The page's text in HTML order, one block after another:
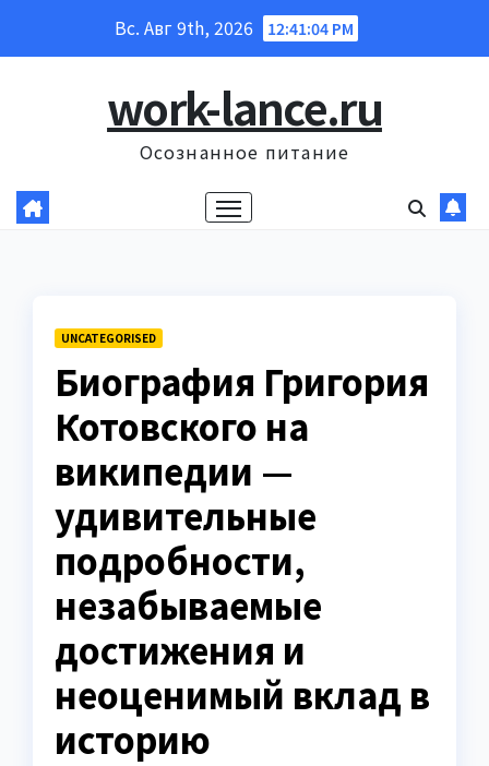
Вс. Авг 9th, 2026 12:41:05 PM
work-lance.ru
Осознанное питание
UNCATEGORISED
Биография Григория
Котовского на
википедии —
удивительные
подробности,
незабываемые
достижения и
неоценимый вклад в
историю